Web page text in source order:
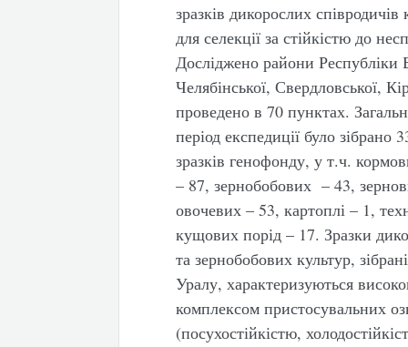
зразків дикорослих
для селекції за стійкістю до
Досліджено райони
Челябінської, Свердловської,
проведено в 70 пунктах.
період експедиції було
зразків генофонду, у т.ч.
– 87, зернобобових – 43,
овочевих – 53, картоплі – 1,
кущових порід – 17. Зразки
та зернобобових культур,
Уралу, характеризуються
комплексом пристосувальних
(посухостійкістю,